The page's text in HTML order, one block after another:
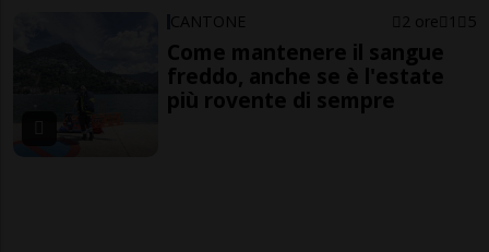
CANTONE 2 ore 1 5
Come mantenere il sangue
freddo, anche se è l'estate
più rovente di sempre